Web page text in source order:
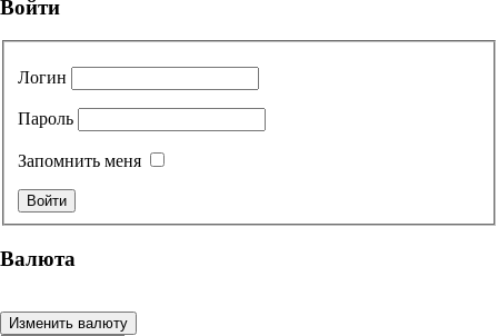
Войти
Логин
Пароль
Запомнить меня
Валюта